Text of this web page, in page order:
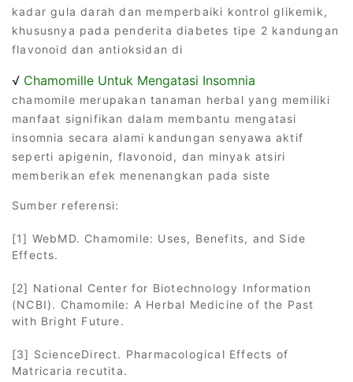
kadar gula darah dan memperbaiki kontrol glikemik,
khususnya pada penderita diabetes tipe 2 kandungan
flavonoid dan antioksidan di
√ Chamomille Untuk Mengatasi Insomnia
chamomile merupakan tanaman herbal yang memiliki
manfaat signifikan dalam membantu mengatasi
insomnia secara alami kandungan senyawa aktif
seperti apigenin, flavonoid, dan minyak atsiri
memberikan efek menenangkan pada siste
Sumber referensi:
[1] WebMD. Chamomile: Uses, Benefits, and Side
Effects.
[2] National Center for Biotechnology Information
(NCBI). Chamomile: A Herbal Medicine of the Past
with Bright Future.
[3] ScienceDirect. Pharmacological Effects of
Matricaria recutita.